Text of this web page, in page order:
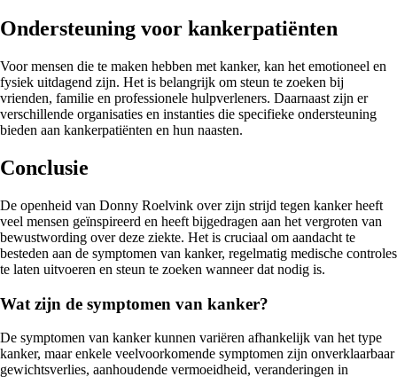
Ondersteuning voor kankerpatiënten
Voor mensen die te maken hebben met kanker, kan het emotioneel en
fysiek uitdagend zijn. Het is belangrijk om steun te zoeken bij
vrienden, familie en professionele hulpverleners. Daarnaast zijn er
verschillende organisaties en instanties die specifieke ondersteuning
bieden aan kankerpatiënten en hun naasten.
Conclusie
De openheid van Donny Roelvink over zijn strijd tegen kanker heeft
veel mensen geïnspireerd en heeft bijgedragen aan het vergroten van
bewustwording over deze ziekte. Het is cruciaal om aandacht te
besteden aan de symptomen van kanker, regelmatig medische controles
te laten uitvoeren en steun te zoeken wanneer dat nodig is.
Wat zijn de symptomen van kanker?
De symptomen van kanker kunnen variëren afhankelijk van het type
kanker, maar enkele veelvoorkomende symptomen zijn onverklaarbaar
gewichtsverlies, aanhoudende vermoeidheid, veranderingen in